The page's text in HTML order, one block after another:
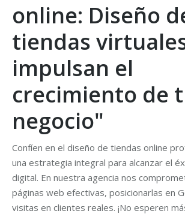
online: Diseño
tiendas
impulsan el
crecimiento de
negocio"
Confíen en el diseño de tiendas online
una estrategia integral para alcanzar el
digital. En nuestra agencia nos
páginas web efectivas, posicionarlas en
visitas en clientes reales. ¡No esperen